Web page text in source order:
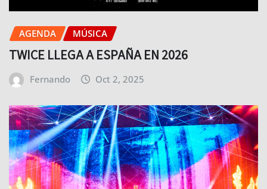
AGENDA MÚSICA
TWICE LLEGA A ESPAÑA EN 2026
Fernando Oct 2, 2025